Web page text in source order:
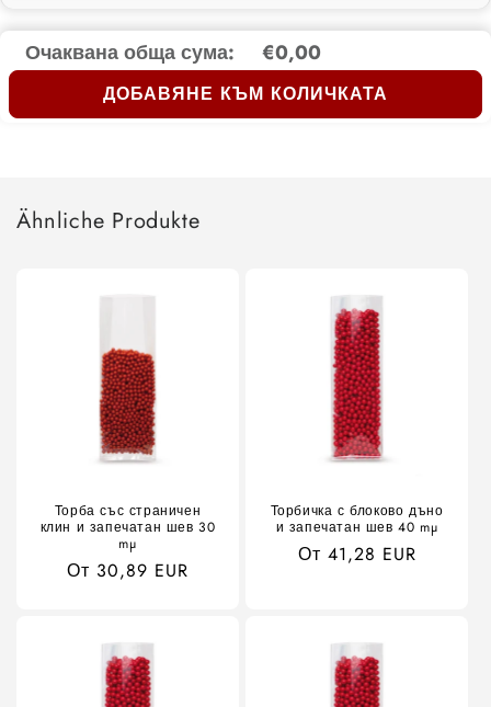
Очаквана обща сума: €0,00
ДОБАВЯНЕ КЪМ КОЛИЧКАТА
Ähnliche Produkte
Торба със страничен
клин и запечатан шев 30
mµ
Обичайна
От 30,89 EUR
Торбичка с блоково дъно
и запечатан шев 40 mµ
Редовна
От 41,28 EUR